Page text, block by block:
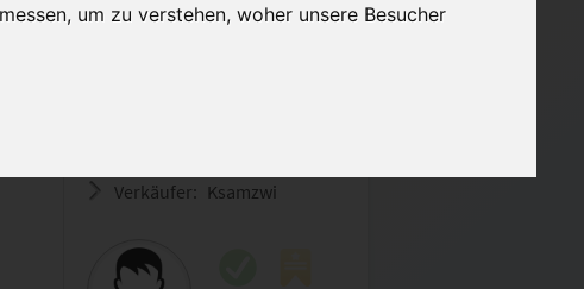
um zu verstehen, woher unsere Besucher
Hilfe / FAQ
Verkäufer: Ksamzwi